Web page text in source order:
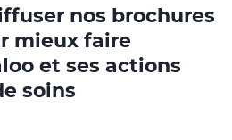
nos brochures
mieux faire
et ses actions
soins